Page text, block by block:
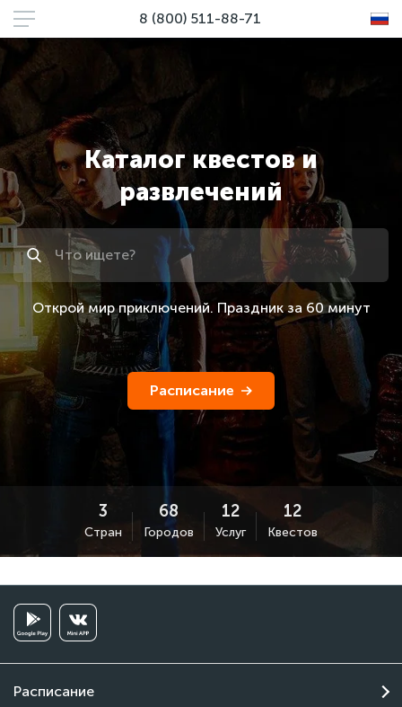
8 (800) 511-88-71
Каталог квестов и
развлечений
Поиск
Открой мир приключений. Праздник за 60 минут
Расписание
Стран Городов Услуг Квестов
Расписание